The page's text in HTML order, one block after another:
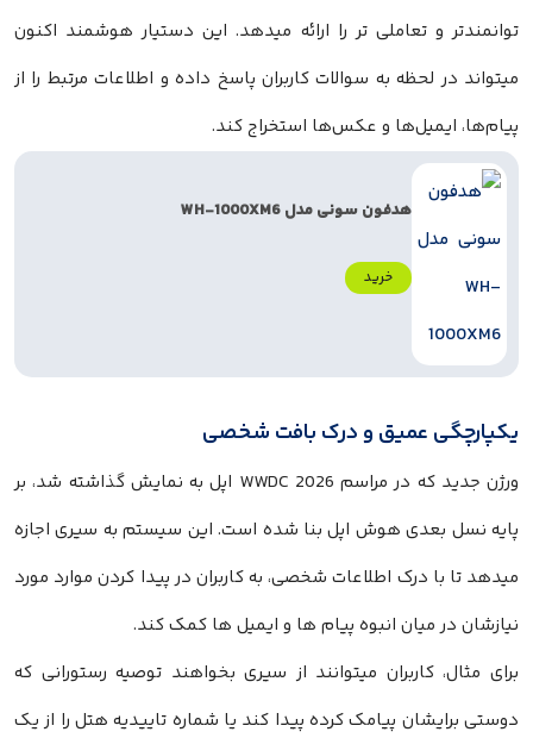
توانمندتر و تعاملی تر را ارائه میدهد. این دستیار هوشمند اکنون
میتواند در لحظه به سوالات کاربران پاسخ داده و اطلاعات مرتبط را از
پیام‌ها، ایمیل‌ها و عکس‌ها استخراج کند.
هدفون سونی مدل WH-1000XM6
خرید
یکپارچگی عمیق و درک بافت شخصی
ورژن جدید که در مراسم WWDC 2026 اپل به نمایش گذاشته شد، بر
پایه نسل بعدی هوش اپل بنا شده است. این سیستم به سیری اجازه
میدهد تا با درک اطلاعات شخصی، به کاربران در پیدا کردن موارد مورد
نیازشان در میان انبوه پیام ها و ایمیل ها کمک کند.
برای مثال، کاربران میتوانند از سیری بخواهند توصیه رستورانی که
دوستی برایشان پیامک کرده پیدا کند یا شماره تاییدیه هتل را از یک